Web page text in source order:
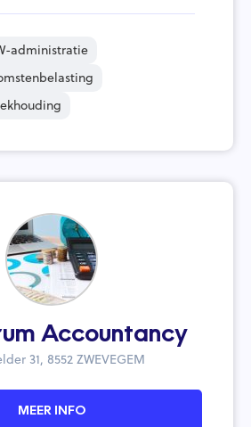
administratie
Accountancy
31, 8552 ZWEVEGEM
MEER INFO